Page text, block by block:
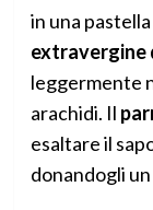
in una pastella
extravergine
leggermente
arachidi. Il
esaltare il
donandogli